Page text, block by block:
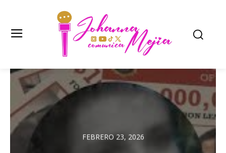
FEBRERO 23, 2026